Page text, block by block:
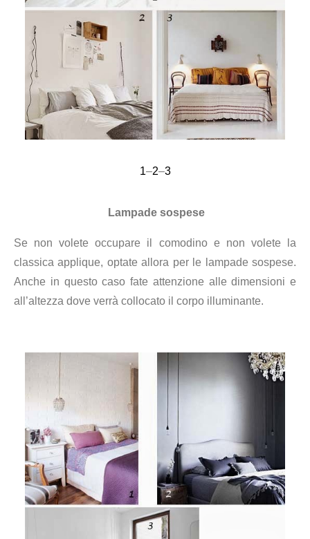
1–2–3
Lampade sospese
Se non volete occupare il comodino e non volete la
classica applique, optate allora per le lampade sospese.
Anche in questo caso fate attenzione alle dimensioni e
all’altezza dove verrà collocato il corpo illuminante.